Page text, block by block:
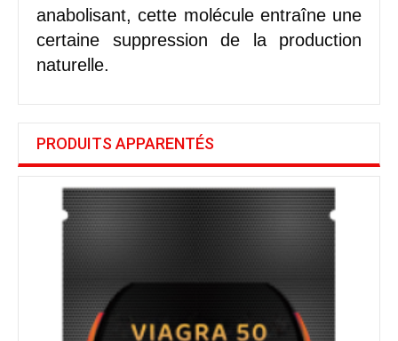
anabolisant, cette molécule entraîne une
certaine suppression de la production
naturelle.
PRODUITS APPARENTÉS